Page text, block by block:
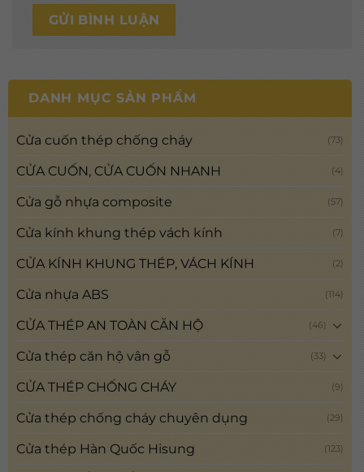
DANH MỤC SẢN PHẨM
Cửa cuốn thép chống cháy (73)
CỬA CUỐN, CỬA CUỐN NHANH (4)
Cửa gỗ nhựa composite (57)
Cửa kính khung thép vách kính (7)
CỬA KÍNH KHUNG THÉP, VÁCH KÍNH (2)
Cửa nhựa ABS (114)
CỬA THÉP AN TOÀN CĂN HỘ (46)
Cửa thép căn hộ vân gỗ (33)
CỬA THÉP CHỐNG CHÁY (9)
Cửa thép chống cháy chuyên dụng (29)
Cửa thép Hàn Quốc Hisung (123)